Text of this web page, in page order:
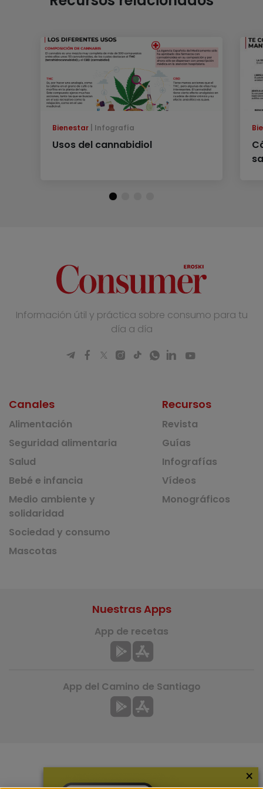
Bienestar Infografía
Usos del cannabidiol
Información útil y práctica sobre consumo para tu
día a día
Canales
Alimentación
Seguridad alimentaria
Salud
Bebé e infancia
Medio ambiente y
solidaridad
Sociedad y consumo
Mascotas
Recursos
Revista
Guías
Infografías
Vídeos
Monográficos
Nuestras Apps
App de recetas
App del Camino de Santiago
×